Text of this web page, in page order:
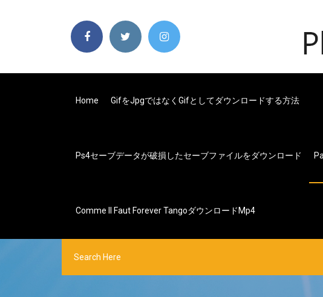
Home Gifをjpgではなくgifとしてダウンロードする方法
Ps4セーブデータが破損したセーブファイルをダウンロード
Comme Il Faut Forever Tangoダウンロードmp4